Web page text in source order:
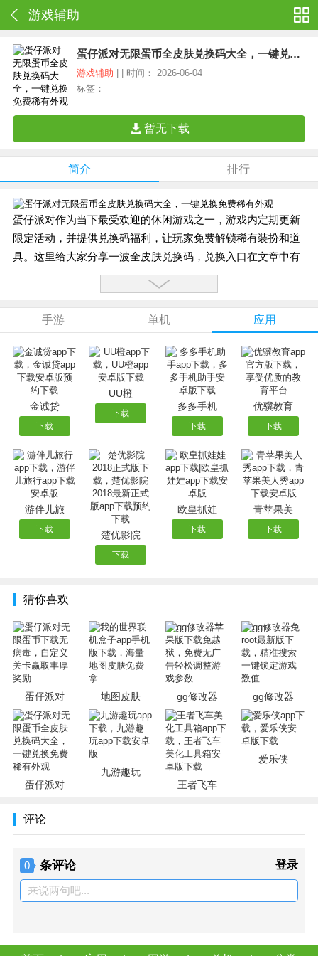
游戏辅助
蛋仔派对无限蛋币全皮肤兑换码大全，一键兑换免费稀有外观
游戏辅助 | | 时间： 2026-06-04
标签：
暂无下载
简介 排行
蛋仔派对作为当下最受欢迎的休闲游戏之一，游戏内定期更新
限定活动，并提供兑换码福利，让玩家免费解锁稀有装扮和道
具。这里给大家分享一波全皮肤兑换码，兑换入口在文章中有
详细说明，有需要的小伙伴可以自行查看。
蛋仔派对无限蛋币全皮肤版兑换码
一、兑换码
1、最新兑换码：eggy2310am、eggy2311gz、
eggyeggy9wz、eggyeggy9we、cdxymk8f67
2、福利兑换码：jsrqkrrjmh、cd3wt7wrph、cdkqdfm4fh、
二、使用方法
1、进入游戏后点击大厅上方的活动按钮。
2、然后在活动中心界面点击左侧一栏中的日常选项，接着在
第二栏中找到礼包兑换按键。
3、最后将获得的兑换码粘贴至输入框即可获得对应的奖励。
后及时使用避免过期失效。
以上就是蛋仔派对无限蛋币全皮肤版兑换码分享的全部内容
了，更多攻略也会在本站第一时间更新哦。
手游 单机 应用
金诚贷
下载
UU橙
下载
多多手机
下载
优骥教育
下载
游伴儿旅
下载 楚优影院
下载
欧皇抓娃
下载
青苹果美
下载
猜你喜欢
蛋仔派对 地图皮肤 gg修改器 gg修改器
蛋仔派对
九游趣玩
王者飞车
爱乐侠
评论
0 条评论 登录
来说两句吧...